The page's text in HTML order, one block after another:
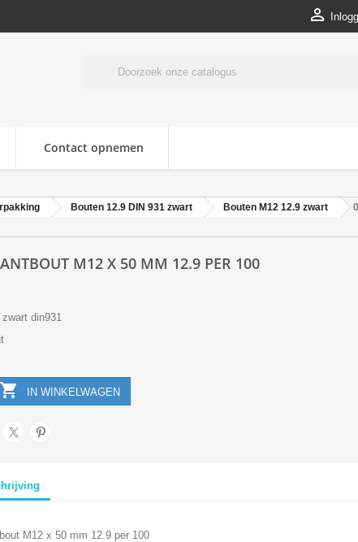

Contact opnemen
Bouten 12.9 DIN 931 zwart Bouten M12 12.9 zwart
M12 X 50 MM 12.9 PER 100
zwart din931
 IN WINKELWAGEN
M12 x 50 mm 12.9 per 100